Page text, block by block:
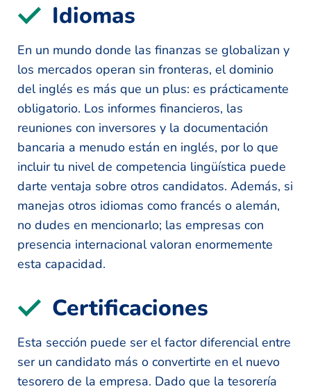
Idiomas
En un mundo donde las finanzas se globalizan y
los mercados operan sin fronteras, el dominio
del inglés es más que un plus: es prácticamente
obligatorio. Los informes financieros, las
reuniones con inversores y la documentación
bancaria a menudo están en inglés, por lo que
incluir tu nivel de competencia lingüística puede
darte ventaja sobre otros candidatos. Además, si
manejas otros idiomas como francés o alemán,
no dudes en mencionarlo; las empresas con
presencia internacional valoran enormemente
esta capacidad.
Certificaciones
Esta sección puede ser el factor diferencial entre
ser un candidato más o convertirte en el nuevo
tesorero de la empresa. Dado que la tesorería